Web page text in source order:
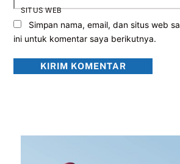
SITUS WEB
Simpan nama, email, dan situs web
ini untuk komentar saya berikutnya.